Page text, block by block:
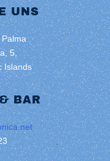
UNS
5,
Islands
BAR